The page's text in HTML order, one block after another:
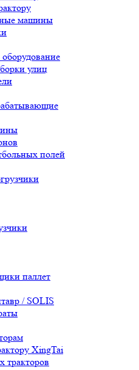
машины
улиц
полей
паллет
/ SOLIS
XingTai
тракторов